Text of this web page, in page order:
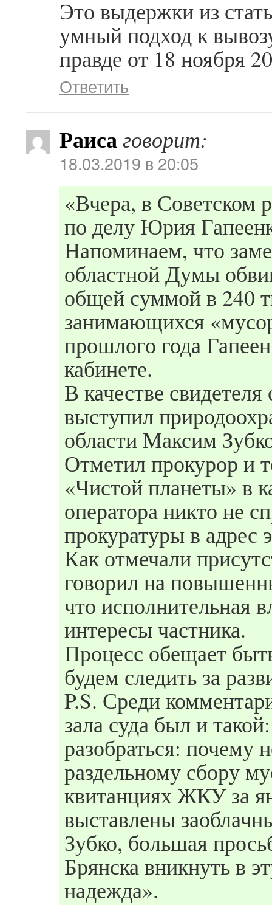
Это выдержки из
умный подход к
правде от 18 ноября
Ответить
Раисаговорит:
18.03.2019 в 20:05
«Вчера, в Советском
по делу Юрия
Напоминаем, что
областной Думы
общей суммой в 240
занимающихся
прошлого года
кабинете.
В качестве
выступил
области Максим
Отметил прокурор и
«Чистой планеты» в
оператора никто не
прокуратуры в
Как отмечали
говорил на
что исполнительная
интересы частника.
Процесс обещает
будем следить за
P.S. Среди
зала суда был и
разобраться: почему
раздельному сбору
квитанциях ЖКУ за
выставлены
Зубко, большая
Брянска вникнуть в
надежда».